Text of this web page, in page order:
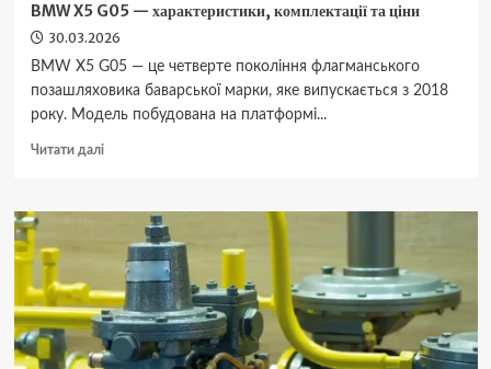
BMW X5 G05 — характеристики, комплектації та ціни
30.03.2026
BMW X5 G05 — це четверте покоління флагманського
позашляховика баварської марки, яке випускається з 2018
року. Модель побудована на платформі...
Читати даліДокладніше
X5
характеристики,
комплектації
та
ціни